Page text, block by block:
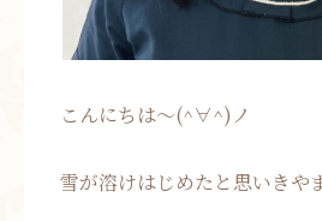
こんにちは～(^∀^)ノ
雪が溶けはじめたと思いきや